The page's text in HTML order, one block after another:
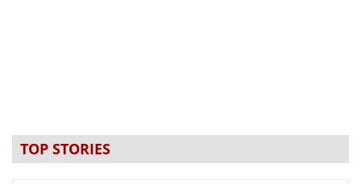
TOP STORIES